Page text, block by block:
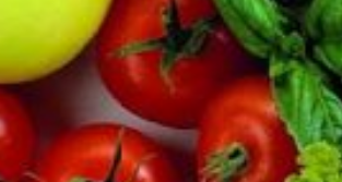
Iets doorgeven?
Nieuwsflits
Winkel
Recepten